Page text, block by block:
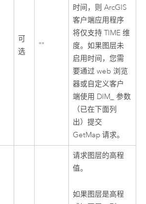
可
选
""
时间，则 ArcGIS
客户端应用程序
将仅支持 TIME 维
度。如果图层未
启用时间，您需
要通过 web 浏览
器或自定义客户
端使用 DIM_ 参数
（已在下面列
出）提交
GetMap 请求。
请求图层的高程
值。
如果图层是高程